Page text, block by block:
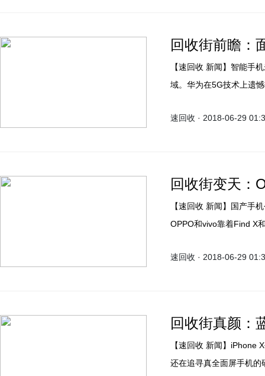
回收街前瞻：
【速回收 新闻】智能手机未来主要争夺的据点，一定是5G和人工智能这两个领
域。华为在5G技术上遗
速回收 · 2018-06-29
回收街变天：
【速回收 新闻】国产手机今年在创新上出现了一边倒的情况，昔日被狂吐槽的
OPPO和vivo靠着Find X
MIX3来为自己正名了。
速回收 · 2018-06-29
回收街真颜：
【速回收 新闻】iPhone X去年9月引发的全面屏大战仍没有停歇迹象，所有厂商都
还在追寻真全面屏手机